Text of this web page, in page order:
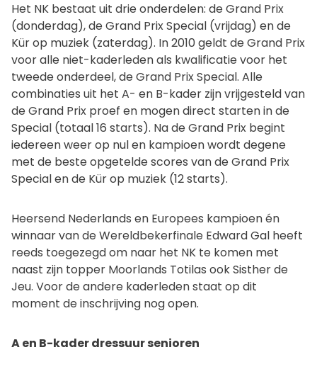
Het NK bestaat uit drie onderdelen: de Grand Prix
(donderdag), de Grand Prix Special (vrijdag) en de
Kür op muziek (zaterdag). In 2010 geldt de Grand Prix
voor alle niet-kaderleden als kwalificatie voor het
tweede onderdeel, de Grand Prix Special. Alle
combinaties uit het A- en B-kader zijn vrijgesteld van
de Grand Prix proef en mogen direct starten in de
Special (totaal 16 starts). Na de Grand Prix begint
iedereen weer op nul en kampioen wordt degene
met de beste opgetelde scores van de Grand Prix
Special en de Kür op muziek (12 starts).
Heersend Nederlands en Europees kampioen én
winnaar van de Wereldbekerfinale Edward Gal heeft
reeds toegezegd om naar het NK te komen met
naast zijn topper Moorlands Totilas ook Sisther de
Jeu. Voor de andere kaderleden staat op dit
moment de inschrijving nog open.
A en B-kader dressuur senioren